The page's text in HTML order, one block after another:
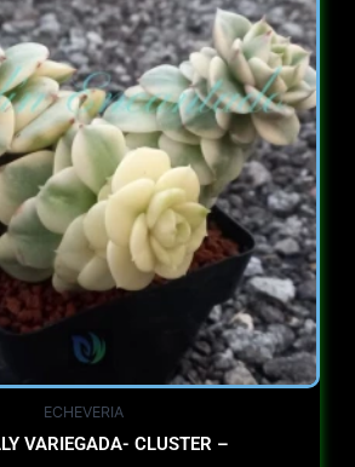
ECHEVERIA
VARIEGADA- CLUSTER –